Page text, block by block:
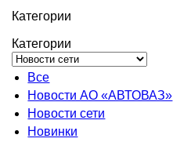
Категории
Категории
Все
Новости АО «АВТОВАЗ»
Новости сети
Новинки